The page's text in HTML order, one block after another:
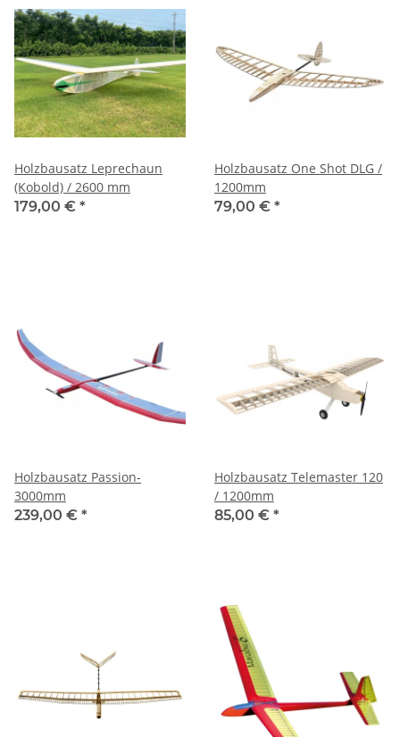
Holzbausatz Leprechaun
(Kobold) / 2600 mm
179,00 € *
Holzbausatz One Shot DLG /
1200mm
79,00 € *
Holzbausatz Passion-
3000mm
239,00 € *
Holzbausatz Telemaster 120
/ 1200mm
85,00 € *